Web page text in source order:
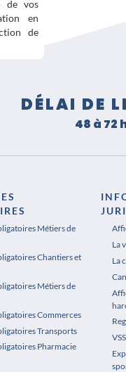
de vos
en
de
DÉLAI DE
48 à 72
Métiers de
Chantiers et
Métiers de
Commerces
Transports
Pharmacie
La
La